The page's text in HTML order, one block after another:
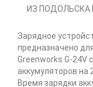
ИЗ ПОДОЛЬСКА
Зарядное
предназначено
Greenworks G-24V
аккумуляторов на
Время зарядки